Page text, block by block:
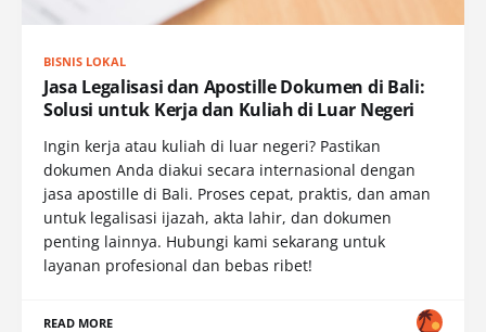
BISNIS LOKAL
Jasa Legalisasi dan Apostille Dokumen di Bali:
Solusi untuk Kerja dan Kuliah di Luar Negeri
Ingin kerja atau kuliah di luar negeri? Pastikan
dokumen Anda diakui secara internasional dengan
jasa apostille di Bali. Proses cepat, praktis, dan aman
untuk legalisasi ijazah, akta lahir, dan dokumen
penting lainnya. Hubungi kami sekarang untuk
layanan profesional dan bebas ribet!
READ MORE